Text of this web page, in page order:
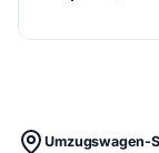
Umzugswagen-